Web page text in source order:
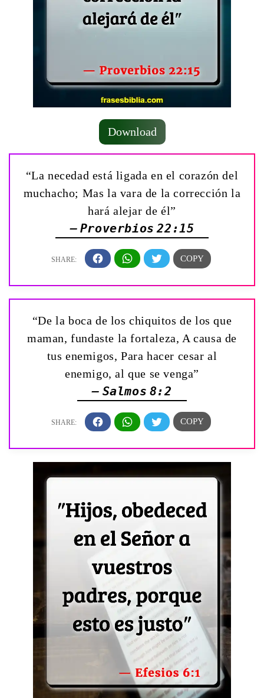
Download
“La necedad está ligada en el corazón del
muchacho; Mas la vara de la corrección la
hará alejar de él”
— Proverbios 22:15
“De la boca de los chiquitos de los que
maman, fundaste la fortaleza, A causa de
tus enemigos, Para hacer cesar al
enemigo, al que se venga”
— Salmos 8:2